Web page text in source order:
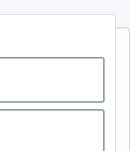
I JĘZYK | SELECT
CH (FR)